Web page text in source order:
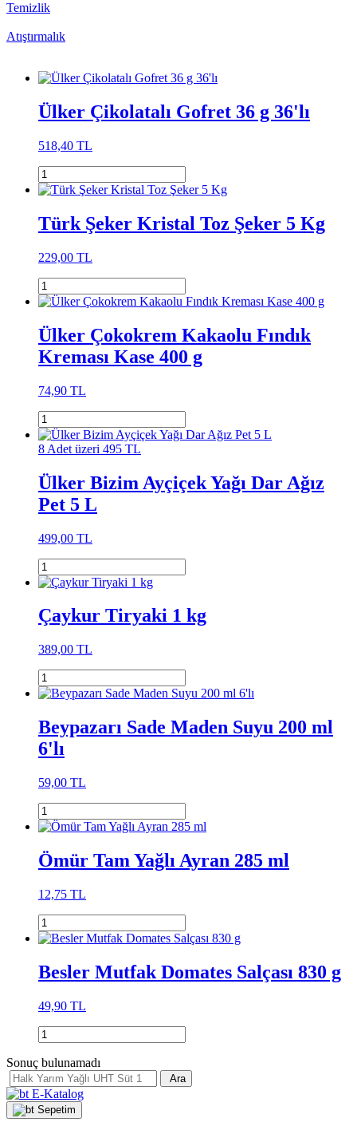
Temizlik
Atıştırmalık
Ülker Çikolatalı Gofret 36 g 36'lı
518,40 TL
Türk Şeker Kristal Toz Şeker 5 Kg
229,00 TL
Ülker Çokokrem Kakaolu Fındık
Kreması Kase 400 g
74,90 TL
8 Adet üzeri 495 TL
Ülker Bizim Ayçiçek Yağı Dar Ağız
Pet 5 L
499,00 TL
Çaykur Tiryaki 1 kg
389,00 TL
Beypazarı Sade Maden Suyu 200 ml
6'lı
59,00 TL
Ömür Tam Yağlı Ayran 285 ml
12,75 TL
Besler Mutfak Domates Salçası 830 g
49,90 TL
Sonuç bulunamadı
Ara
E-Katalog
Sepetim